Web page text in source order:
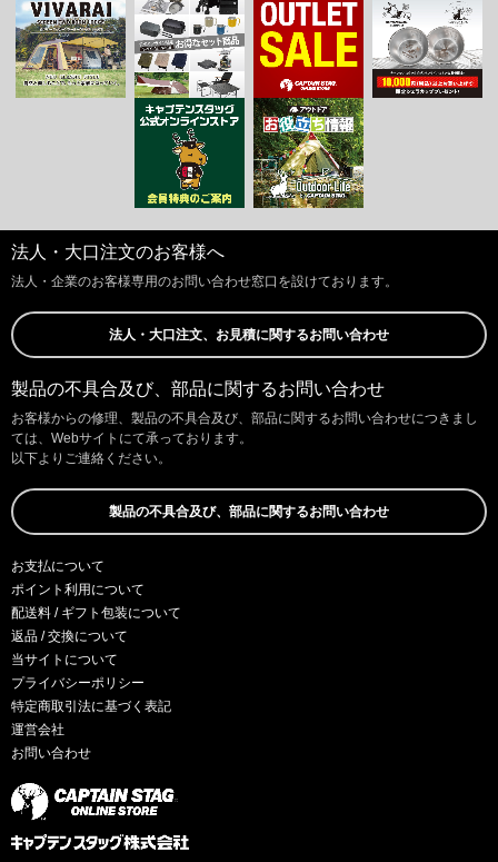
法人・大口注文のお客様へ
法人・企業のお客様専用のお問い合わせ窓口を設けております。
法人・大口注文、お見積に関するお問い合わせ
製品の不具合及び、部品に関するお問い合わせ
お客様からの修理、製品の不具合及び、部品に関するお問い合わせにつきまし
ては、Webサイトにて承っております。
以下よりご連絡ください。
製品の不具合及び、部品に関するお問い合わせ
お支払について
ポイント利用について
配送料 / ギフト包装について
返品 / 交換について
当サイトについて
プライバシーポリシー
特定商取引法に基づく表記
運営会社
お問い合わせ